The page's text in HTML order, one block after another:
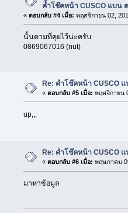
ค้ำโช๊คหน้า CUSCO แบน
« ตอบกลับ #4 เมื่อ: พฤศจิกายน 02,
นั้นตามที่คุยไว้น่ะครับ
0869067016 (nut)
Re: ค้ำโช๊คหน้า CUSCO
« ตอบกลับ #5 เมื่อ: พฤศจิกายน
up,,,
Re: ค้ำโช๊คหน้า CUSCO
« ตอบกลับ #6 เมื่อ: พฤษภาคม
มาหาข้อมูล